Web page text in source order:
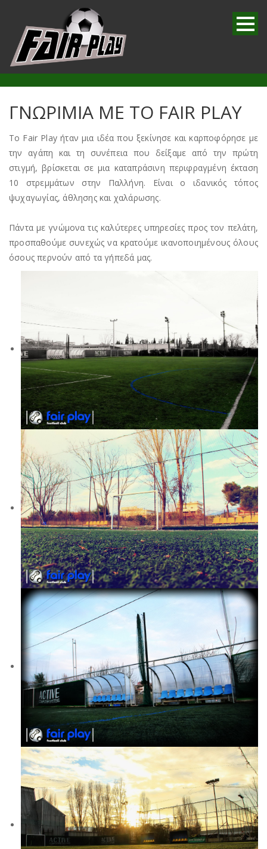
ΓΝΩΡΙΜΙΑ ΜΕ ΤΟ FAIR PLAY
Το Fair Play ήταν μια ιδέα που ξεκίνησε και καρποφόρησε με
την αγάπη και τη συνέπεια που δείξαμε από την πρώτη
στιγμή, βρίσκεται σε μια καταπράσινη περιφραγμένη έκταση
10 στρεμμάτων στην Παλλήνη. Είναι ο ιδανικός τόπος
ψυχαγωγίας, άθλησης και χαλάρωσης.
Πάντα με γνώμονα τις καλύτερες υπηρεσίες προς τον πελάτη,
προσπαθούμε συνεχώς να κρατούμε ικανοποιημένους όλους
όσους περνούν από τα γήπεδά μας.